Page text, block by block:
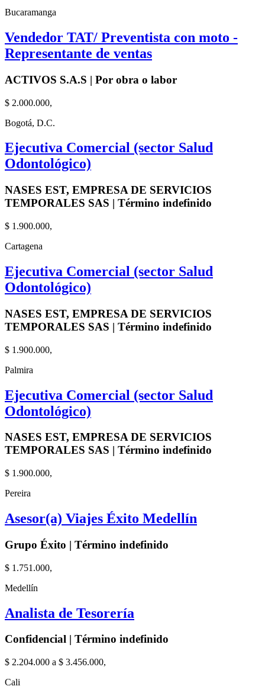
Bucaramanga
Vendedor TAT/ Preventista con moto -
Representante de ventas
ACTIVOS S.A.S | Por obra o labor
$ 2.000.000,
Bogotá, D.C.
Ejecutiva Comercial (sector Salud
Odontológico)
NASES EST, EMPRESA DE SERVICIOS
TEMPORALES SAS | Término indefinido
$ 1.900.000,
Cartagena
Ejecutiva Comercial (sector Salud
Odontológico)
NASES EST, EMPRESA DE SERVICIOS
TEMPORALES SAS | Término indefinido
$ 1.900.000,
Palmira
Ejecutiva Comercial (sector Salud
Odontológico)
NASES EST, EMPRESA DE SERVICIOS
TEMPORALES SAS | Término indefinido
$ 1.900.000,
Pereira
Asesor(a) Viajes Éxito Medellín
Grupo Éxito | Término indefinido
$ 1.751.000,
Medellín
Analista de Tesorería
Confidencial | Término indefinido
$ 2.204.000 a $ 3.456.000,
Cali